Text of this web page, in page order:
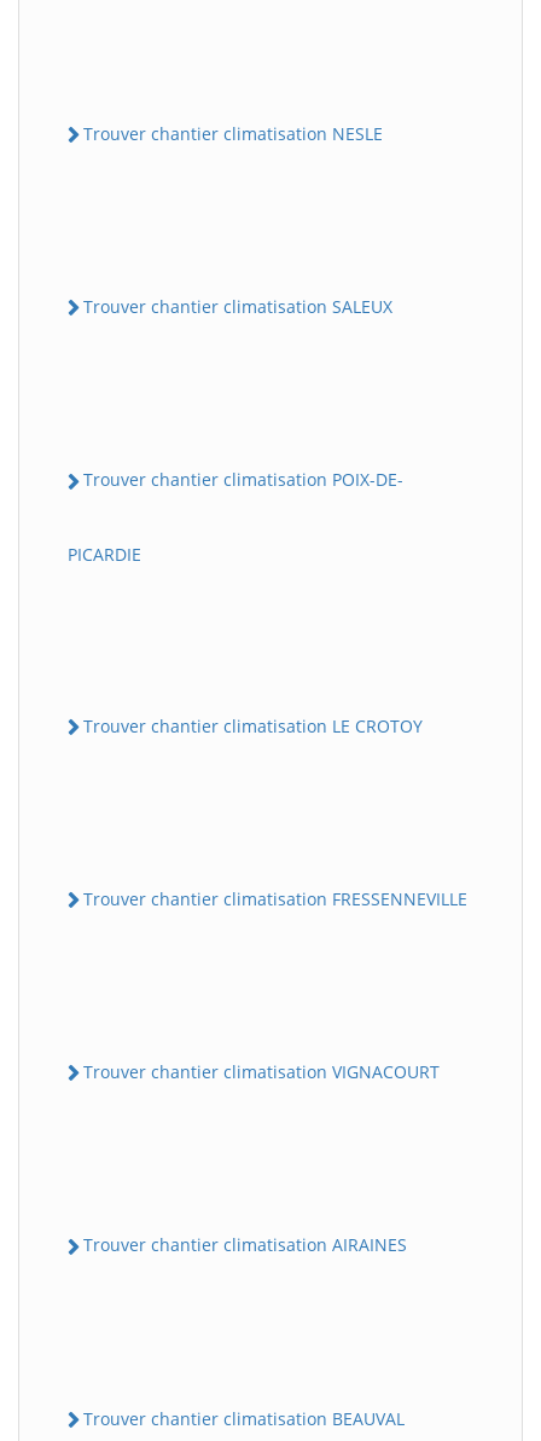
Trouver chantier climatisation NESLE
Trouver chantier climatisation SALEUX
Trouver chantier climatisation POIX-DE-
PICARDIE
Trouver chantier climatisation LE CROTOY
Trouver chantier climatisation FRESSENNEVILLE
Trouver chantier climatisation VIGNACOURT
Trouver chantier climatisation AIRAINES
Trouver chantier climatisation BEAUVAL